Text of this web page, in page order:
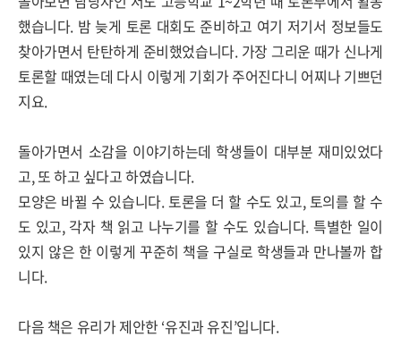
했습니다. 밤 늦게 토론 대회도 준비하고 여기 저기서 정보들도
찾아가면서 탄탄하게 준비했었습니다. 가장 그리운 때가 신나게
토론할 때였는데 다시 이렇게 기회가 주어진다니 어찌나 기쁘던
지요.
돌아가면서 소감을 이야기하는데 학생들이 대부분 재미있었다
고,또 하고 싶다고 하였습니다.
모양은 바뀔 수 있습니다.토론을 더 할 수도 있고,토의를 할 수
도 있고, 각자 책 읽고 나누기를 할 수도 있습니다. 특별한 일이
있지 않은 한 이렇게 꾸준히 책을 구실로 학생들과 만나볼까 합
니다.
다음 책은 유리가 제안한 ‘유진과 유진’입니다.